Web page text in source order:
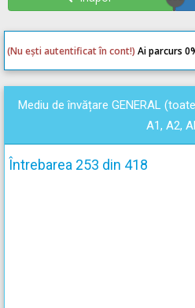
(Nu ești autentificat în cont!) Ai parcurs 0
Mediu de învățare GENERAL
A1, A2,
Întrebarea 253 din 418